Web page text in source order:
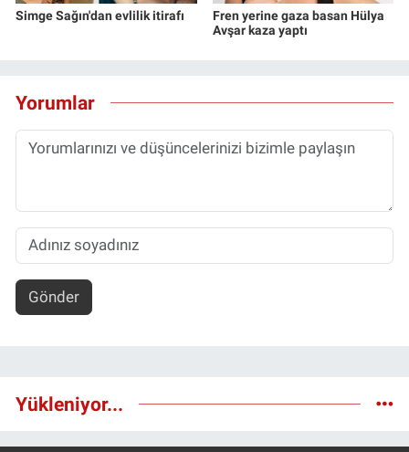
Simge Sağın'dan evlilik itirafı
Fren yerine gaza basan Hülya
Avşar kaza yaptı
Yorumlar
Gönder
Yükleniyor...